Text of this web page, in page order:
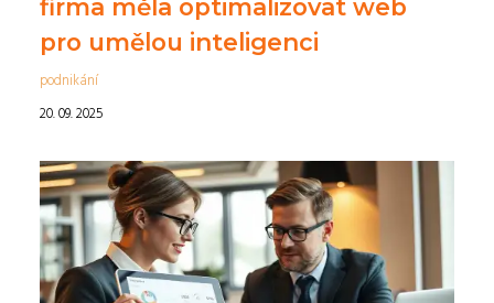
firma měla optimalizovat web
pro umělou inteligenci
podnikání
20. 09. 2025